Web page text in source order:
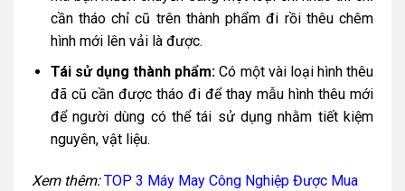
cần tháo chỉ cũ trên thành phẩm đi rồi thêu chêm
hình mới lên vải là được.
Tái sử dụng thành phẩm:Có một vài loại hình thêu
đã cũ cần được tháo đi để thay mẫu hình thêu mới
để người dùng có thể tái sử dụng nhằm tiết kiệm
nguyên, vật liệu.
Xem thêm:TOP 3 Máy May Công Nghiệp Được Mua